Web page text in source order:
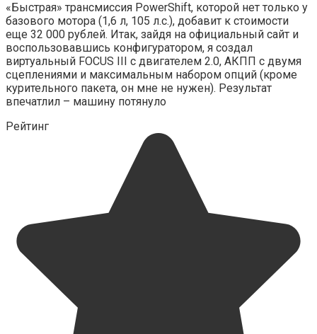
«Быстрая» трансмиссия PowerShift, которой нет только у
базового мотора (1,6 л, 105 л.с.), добавит к стоимости
еще 32 000 рублей. Итак, зайдя на официальный сайт и
воспользовавшись конфигуратором, я создал
виртуальный FOCUS III с двигателем 2.0, АКПП с двумя
сцеплениями и максимальным набором опций (кроме
курительного пакета, он мне не нужен). Результат
впечатлил – машину потянуло
Рейтинг